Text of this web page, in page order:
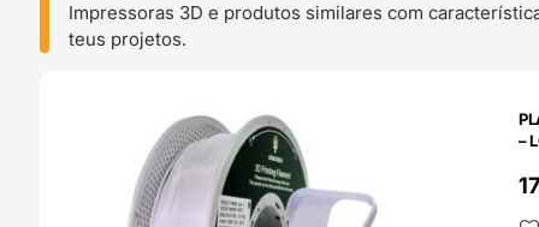
Impressoras 3D e produtos similares com
teus projetos.
–